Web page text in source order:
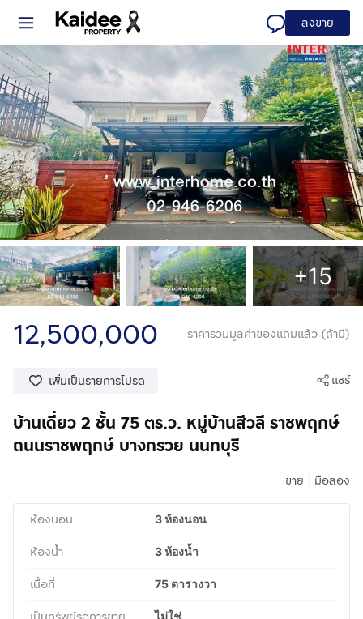
ลงขาย
+15
12,500,000 ราคารวมมูลค่าของแถมแล้ว (ถ้ามี)
เพิ่มเป็นรายการโปรด แชร์
บ้านเดี่ยว 2 ชั้น 75 ตร.ว. หมู่บ้านสีวลี ราชพฤกษ์
ถนนราชพฤกษ์ บางกรวย นนทบุรี
ขาย มือสอง
ห้องนอน 3 ห้องนอน
ห้องน้ำ 3 ห้องน้ำ
เนื้อที่ 75 ตารางวา
ไม่ใช่